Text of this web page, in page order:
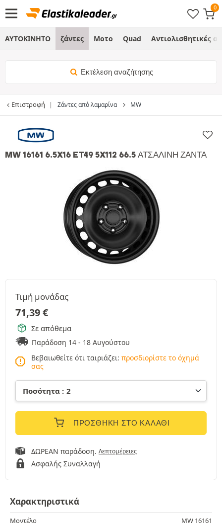
ΑΥΤΟΚΙΝΗΤΟ ζάντες Μοτο Quad Αντιολισθητικές
Εκτέλεση αναζήτησης
Επιστροφή Ζάντες από λαμαρίνα MW
MW 16161 6.5X16 ET49 5X112 66.5 ΑΤΣΆΛΙΝΗ ΖΆΝΤΑ
Τιμή μονάδας
71,39€
Σε απόθεμα
Παράδοση 14 - 18 Αυγούστου
Βεβαιωθείτε ότι ταιριάζει: προσδιορίστε το όχημά
σας
ΠΡΟΣΘΉΚΗ ΣΤΟ ΚΑΛΆΘΙ
ΔΩΡΕΑΝ παράδοση. Λεπτομέρειες
Ασφαλής Συναλλαγή
Χαρακτηριστικά
Μοντέλο
MW 16161